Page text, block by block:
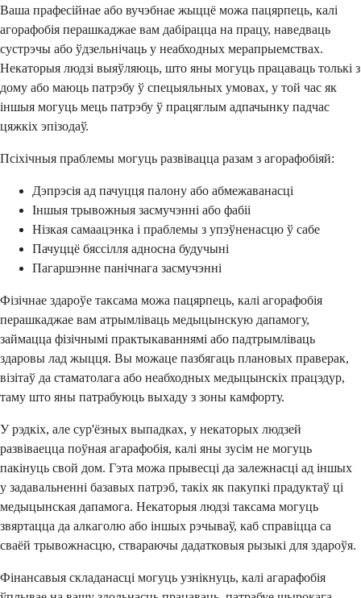
Ваша прафесійнае або вучэбнае жыццё можа пацярпець, калі
агорафобія перашкаджае вам дабірацца на працу, наведваць
сустрэчы або ўдзельнічаць у неабходных мерапрыемствах.
Некаторыя людзі выяўляюць, што яны могуць працаваць толькі з
дому або маюць патрэбу ў спецыяльных умовах, у той час як
іншыя могуць мець патрэбу ў працяглым адпачынку падчас
цяжкіх эпізодаў.
Псіхічныя праблемы могуць развівацца разам з агорафобіяй:
Дэпрэсія ад пачуцця палону або абмежаванасці
Іншыя трывожныя засмучэнні або фабіі
Нізкая самаацэнка і праблемы з упэўненасцю ў сабе
Пачуццё бяссілля адносна будучыні
Пагаршэнне панічнага засмучэнні
Фізічнае здароўе таксама можа пацярпець, калі агорафобія
перашкаджае вам атрымліваць медыцынскую дапамогу,
займацца фізічнымі практыкаваннямі або падтрымліваць
здаровы лад жыцця. Вы можаце пазбягаць плановых праверак,
візітаў да стаматолага або неабходных медыцынскіх працэдур,
таму што яны патрабуюць выхаду з зоны камфорту.
У рэдкіх, але сур'ёзных выпадках, у некаторых людзей
развіваецца поўная агарафобія, калі яны зусім не могуць
пакінуць свой дом. Гэта можа прывесці да залежнасці ад іншых
у задавальненні базавых патрэб, такіх як пакупкі прадуктаў ці
медыцынская дапамога. Некаторыя людзі таксама могуць
звяртацца да алкаголю або іншых рэчываў, каб справіцца са
сваёй трывожнасцю, ствараючы дадатковыя рызыкі для здароўя.
Фінансавыя складанасці могуць узнікнуць, калі агарафобія